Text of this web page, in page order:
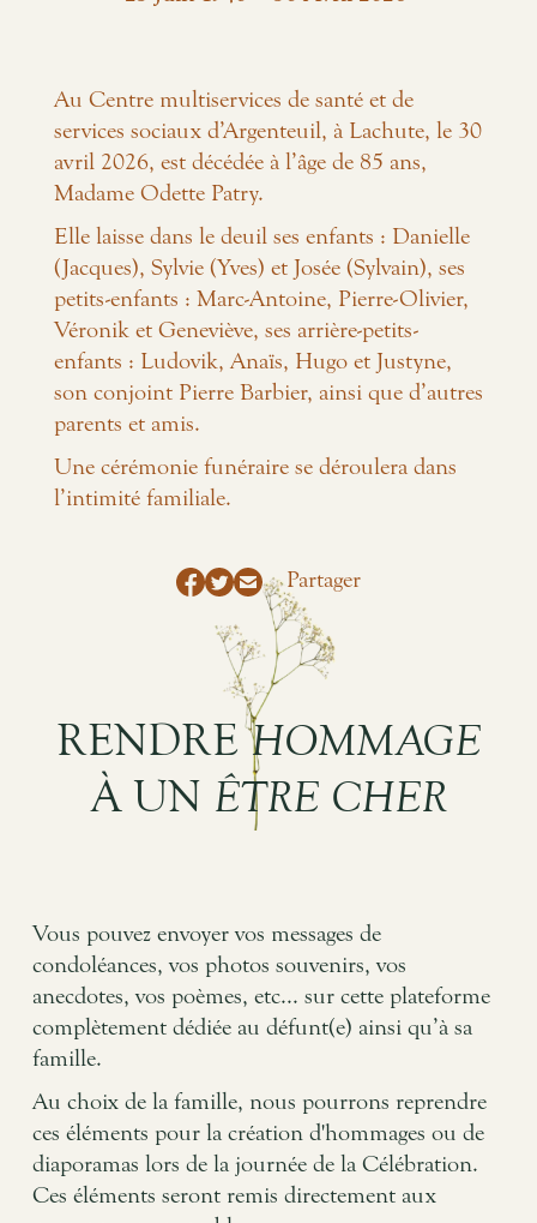
Au Centre multiservices de santé et de
services sociaux d’Argenteuil, à Lachute, le 30
avril 2026, est décédée à l’âge de 85 ans,
Madame Odette Patry.
Elle laisse dans le deuil ses enfants : Danielle
(Jacques), Sylvie (Yves) et Josée (Sylvain), ses
petits-enfants : Marc-Antoine, Pierre-Olivier,
Véronik et Geneviève, ses arrière-petits-
enfants : Ludovik, Anaïs, Hugo et Justyne,
son conjoint Pierre Barbier, ainsi que d’autres
parents et amis.
Une cérémonie funéraire se déroulera dans
l’intimité familiale.
Partager
RENDREHOMMAGE
À UN ÊTRE CHER
Vous pouvez envoyer vos messages de
condoléances, vos photos souvenirs, vos
anecdotes, vos poèmes, etc... sur cette plateforme
complètement dédiée au défunt(e) ainsi qu’à sa
famille.
Au choix de la famille, nous pourrons reprendre
ces éléments pour la création d'hommages ou de
diaporamas lors de la journée de la Célébration.
Ces éléments seront remis directement aux